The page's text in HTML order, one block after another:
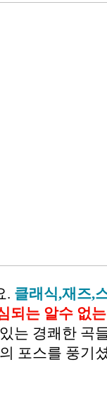
. 클래식,재즈,
되는 알수 없
는 경쾌한 곡
포스를 풍기